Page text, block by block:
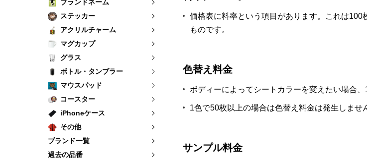
ブランドネーム
ステッカー
アクリルチャーム
マグカップ
グラス
ボトル・タンブラー
マウスパッド
コースター
iPhoneケース
その他
ブランド一覧
過去の品番
価格表に料率という項目があります。これは
ものです。
色替え料金
ボディーによってシートカラーを変えたい場合
1色で50枚以上の場合は色替え料金は発生しませ
サンプル料金